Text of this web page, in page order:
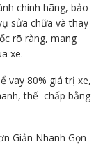
chính hãng, bảo
sửa chữa và thay
rõ ràng, mang
xe.
vay 80% giá trị xe,
thế chấp bằng
Giản Nhanh Gọn